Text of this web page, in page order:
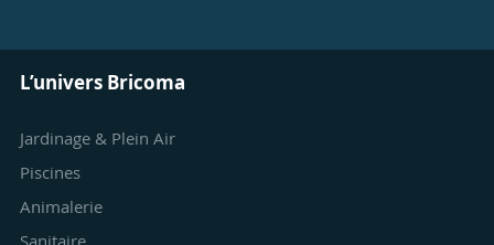
L’univers Bricoma
Jardinage & Plein Air
Piscines
Animalerie
Sanitaire